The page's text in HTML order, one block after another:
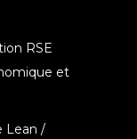
RSE
et
Lean /